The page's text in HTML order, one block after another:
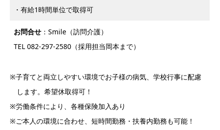
・有給1時間単位で取得可
お問合せ ：Smile（訪問介護）
TEL 082-297-2580（採用担当岡本まで）
※子育てと両立しやすい環境でお子様の病気、学校行事に配慮
します。希望休取得可！
※労働条件により、各種保険加入あり
※ご本人の環境に合わせ、短時間勤務・扶養内勤務も可能！